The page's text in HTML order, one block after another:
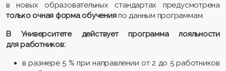
в новых образовательных стандартах предусмотрена
только очная форма обученияпо данным программам.
В Университете действует программа лояльности
для работников:
в размере 5 % при направлении от 2 до 5 работников